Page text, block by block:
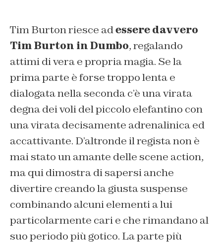
Tim Burton riesce adessere davvero
Tim Burton in Dumbo, regalando
attimi di vera e propria magia. Se la
prima parte è forse troppo lenta e
dialogata nella seconda c’è una virata
degna dei voli del piccolo elefantino con
una virata decisamente adrenalinica ed
accattivante. D’altronde il regista non è
mai stato un amante delle scene action,
ma qui dimostra di sapersi anche
divertire creando la giusta suspense
combinando alcuni elementi a lui
particolarmente cari e che rimandano al
suo periodo più gotico. La parte più